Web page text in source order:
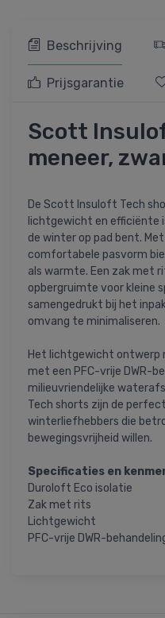
Beschrijving
Prijsgarantie
Scott
meneer,
De Scott Insuloft Tech
lichtgewicht en efficiënte
de winter op pad bent.
comfortabele pasvorm
als warmte. Een zak met
opbergruimte voor kleine
samengedrukt bij het
omvang te minimaliseren.
Het lichtgewicht ontwerp
met een PFC-vrije DWR-
milieuvriendelijke
Tech shorts zijn de
winterliefhebbers die
bewegingsvrijheid willen.
Specificaties en
Duroloft Eco isolatie
Zak met rits
Lichtgewicht
PFC-vrije DWR-